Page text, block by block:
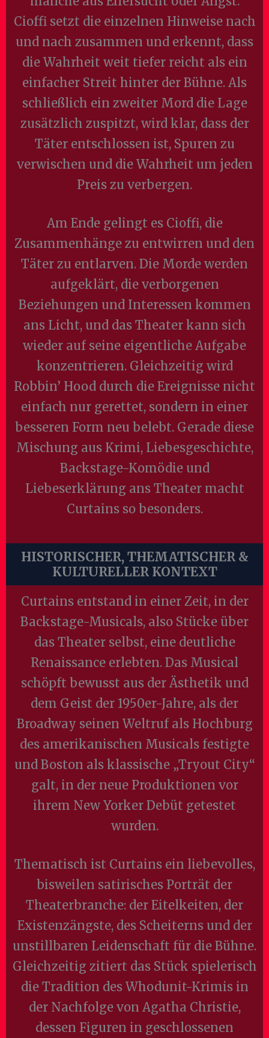
Cioffi setzt die einzelnen Hinweise nach
und nach zusammen und erkennt, dass
die Wahrheit weit tiefer reicht als ein
einfacher Streit hinter der Bühne. Als
schließlich ein zweiter Mord die Lage
zusätzlich zuspitzt, wird klar, dass der
Täter entschlossen ist, Spuren zu
verwischen und die Wahrheit um jeden
Preis zu verbergen.
Am Ende gelingt es Cioffi, die
Zusammenhänge zu entwirren und den
Täter zu entlarven. Die Morde werden
aufgeklärt, die verborgenen
Beziehungen und Interessen kommen
ans Licht, und das Theater kann sich
wieder auf seine eigentliche Aufgabe
konzentrieren. Gleichzeitig wird
Robbin’ Hood durch die Ereignisse nicht
einfach nur gerettet, sondern in einer
besseren Form neu belebt. Gerade diese
Mischung aus Krimi, Liebesgeschichte,
Backstage-Komödie und
Liebeserklärung ans Theater macht
Curtains so besonders.
HISTORISCHER, THEMATISCHER &
KULTURELLER KONTEXT
Curtains entstand in einer Zeit, in der
Backstage-Musicals, also Stücke über
das Theater selbst, eine deutliche
Renaissance erlebten. Das Musical
schöpft bewusst aus der Ästhetik und
dem Geist der 1950er-Jahre, als der
Broadway seinen Weltruf als Hochburg
des amerikanischen Musicals festigte
und Boston als klassische „Tryout City“
galt, in der neue Produktionen vor
ihrem New Yorker Debüt getestet
wurden.
Thematisch ist Curtains ein liebevolles,
bisweilen satirisches Porträt der
Theaterbranche: der Eitelkeiten, der
Existenzängste, des Scheiterns und der
unstillbaren Leidenschaft für die Bühne.
Gleichzeitig zitiert das Stück spielerisch
die Tradition des Whodunit-Krimis in
der Nachfolge von Agatha Christie,
dessen Figuren in geschlossenen